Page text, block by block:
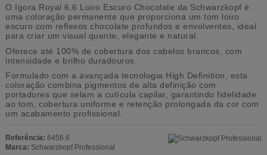
O Igora Royal 6.6 Loiro Escuro Chocolate da Schwarzkopf é
uma coloração permanente que proporciona um tom loiro
escuro com reflexos chocolate profundos e envolventes, ideal
para criar um visual quente, elegante e natural.
Oferece até 100% de cobertura dos cabelos brancos , com
intensidade e brilho duradouros.
Formulado com a avançada tecnologia High Definition, esta
coloração combina pigmentos de alta definição com
portadores que selam a cutícula capilar, garantindo fidelidade
ao tom, cobertura uniforme e retenção prolongada da cor com
um acabamento profissional.
Referência: 6456.6
Marca: Schwarzkopf Professional